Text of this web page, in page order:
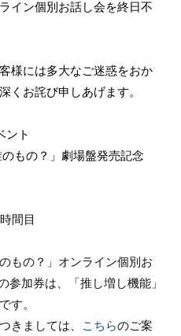
イン個別お話し会を終日不
様には多大なご迷惑をおか
くお詫び申しあげます。
ント
のもの？」劇場盤発売記念
間目
もの？」オンライン個別お
参加券は、「推し増し機能」
す。
きましては、
こちらのご案